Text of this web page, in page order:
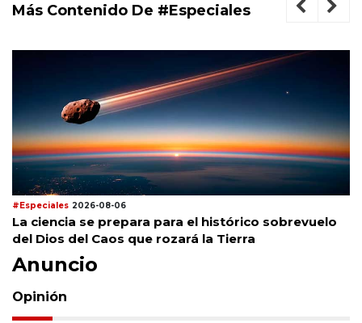
Más Contenido De #Especiales
#Especiales 2026-08-06
La ciencia se prepara para el histórico sobrevuelo
del Dios del Caos que rozará la Tierra
Anuncio
Opinión